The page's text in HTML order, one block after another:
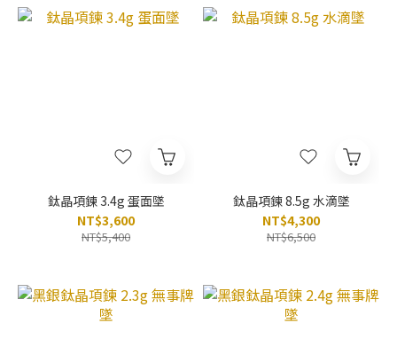
鈦晶項鍊 3.4g 蛋面墜
NT$3,600
NT$5,400
鈦晶項鍊 8.5g 水滴墜
NT$4,300
NT$6,500